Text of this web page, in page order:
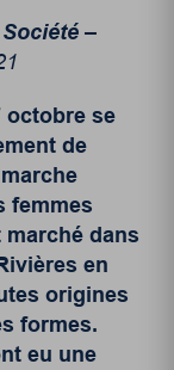
Société –
octobre se
de
femmes
marché dans
en
origines
formes.
eu une